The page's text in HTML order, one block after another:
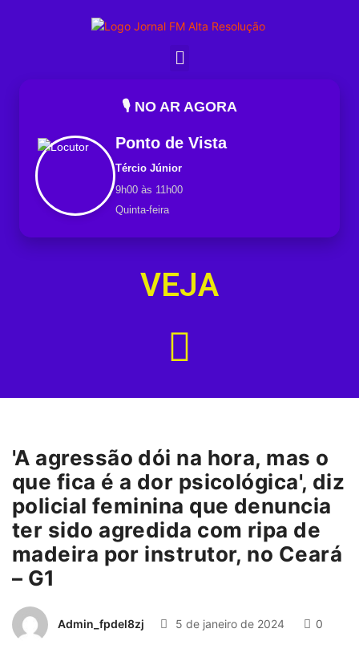
🎙️ NO AR AGORA
Ponto de Vista
Tércio Júnior
9h00 às 11h00
Quinta-feira
VEJA
'A agressão dói na hora, mas o
que fica é a dor psicológica', diz
policial feminina que denuncia
ter sido agredida com ripa de
madeira por instrutor, no Ceará
– G1
Admin_fpdel8zj 5 de janeiro de 2024 0